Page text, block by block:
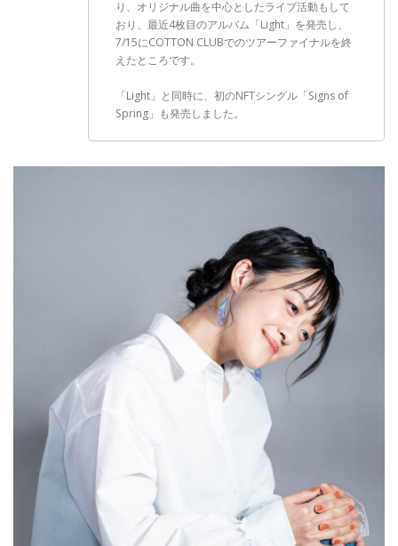
り、オリジナル曲を中心としたライブ活動もして
おり、最近4枚目のアルバム「Light」を発売し、
7/15にCOTTON CLUBでのツアーファイナルを終
えたところです。
「Light」と同時に、初のNFTシングル「Signs of
Spring」も発売しました。